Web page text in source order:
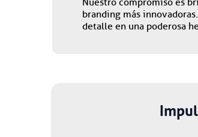
branding más
detalle en una poderosa